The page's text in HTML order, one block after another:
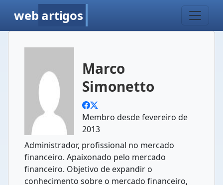
web artigos
Marco
Simonetto
Membro desde fevereiro de
2013
Administrador, profissional no mercado
financeiro. Apaixonado pelo mercado
financeiro. Objetivo de expandir o
conhecimento sobre o mercado financeiro,